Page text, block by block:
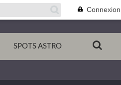
Connexion
SPOTS ASTRO